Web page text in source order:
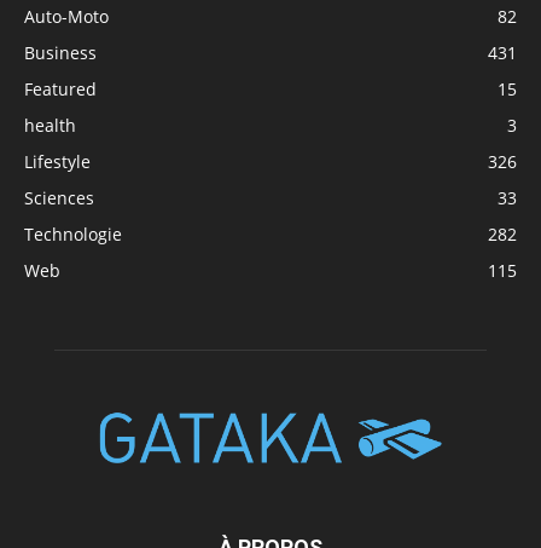
Auto-Moto
82
Business
431
Featured
15
health
3
Lifestyle
326
Sciences
33
Technologie
282
Web
115